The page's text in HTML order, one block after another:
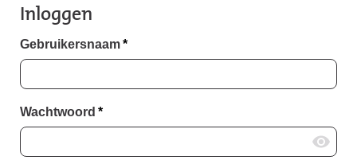
Inloggen
Gebruikersnaam*
Wachtwoord *